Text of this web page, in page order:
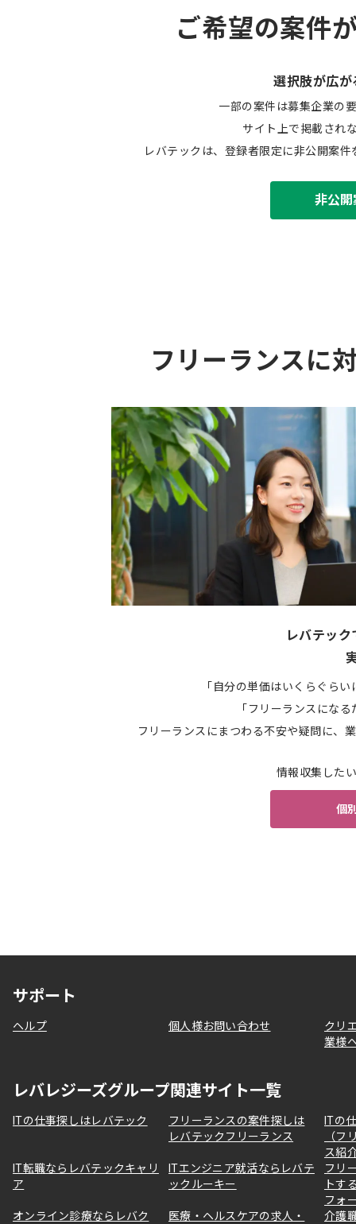
ご希望の案件
選択肢が広が
一部の案件は募集企業の
サイト上で掲載され
レバテックは、登録者限定に非公開案
非公
フリーランスに
レバテッ
「自分の単価はいくらぐら
「フリーランスにな
フリーランスにまつわる不安や疑問に、
情報収集した
個
サポート
ヘルプ 個人様お問い合わせ
クリ
業様
レバレジーズグループ関連サイト一覧
ITの仕事探しはレバテック
フリーランスの案件探しは
レバテックフリーランス
ITの
（フ
ス紹
IT転職ならレバテックキャリ
ア
ITエンジニア就活ならレバテ
ックルーキー
フリ
トす
フォ
オンライン診療ならレバク
医療・ヘルスケアの求人・
介護